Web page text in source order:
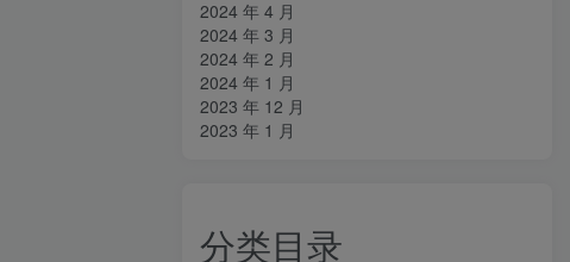
2024 年 4 月
2024 年 3 月
2024 年 2 月
2024 年 1 月
2023 年 12 月
2023 年 1 月
分类目录